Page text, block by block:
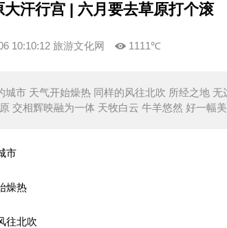
大汗行宫 | 六月要去草原打个滚
10:10:12 旅游文化网 1111℃
城市 天气开始燥热 同样的风往北吹 所经之地
交相辉映融为一体 天牧白云 牛羊悠然 好一幅
市
热
北吹